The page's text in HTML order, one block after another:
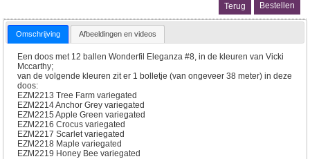
Terug
Omschrijving Afbeeldingen en videos
Een doos met 12 ballen Wonderfil Eleganza #8, in de kleuren van Vicki
Mccarthy;
van de volgende kleuren zit er 1 bolletje (van ongeveer 38 meter) in deze
doos:
EZM2213 Tree Farm variegated
EZM2214 Anchor Grey variegated
EZM2215 Apple Green variegated
EZM2216 Crocus variegated
EZM2217 Scarlet variegated
EZM2218 Maple variegated
EZM2219 Honey Bee variegated